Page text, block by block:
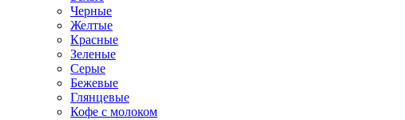
Черные
Желтые
Красные
Зеленые
Серые
Бежевые
Глянцевые
Кофе с молоком